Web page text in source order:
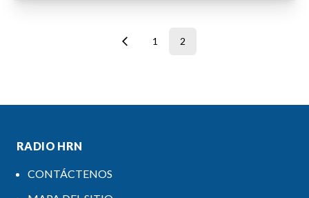
1 2
RADIO HRN
CONTÁCTENOS